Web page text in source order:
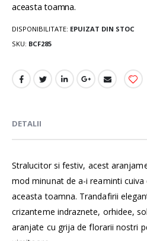
aceasta toamna.
DISPONIBILITATE: EPUIZAT DIN STOC
SKU BCF285
DETALII
Stralucitor si festiv, acest
mod minunat de a-i reaminti cuiva
aceasta toamna. Trandafirii
crizanteme indraznete, orhidee,
aranjate cu grija de florarii nostri